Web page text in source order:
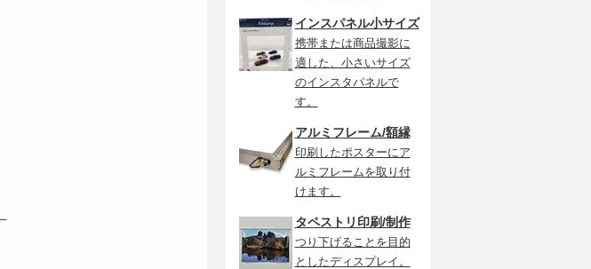
インスパネル小サイズ
携帯または商品撮影に
適した、小さいサイズ
のインスタパネルで
す。
アルミフレーム/額縁
印刷したポスターにア
ルミフレームを取り付
けます。
タペストリ印刷/制作
つり下げることを目的
としたディスプレイ。